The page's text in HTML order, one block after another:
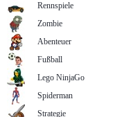
Rennspiele
Zombie
Abenteuer
Fußball
Lego NinjaGo
Spiderman
Strategie